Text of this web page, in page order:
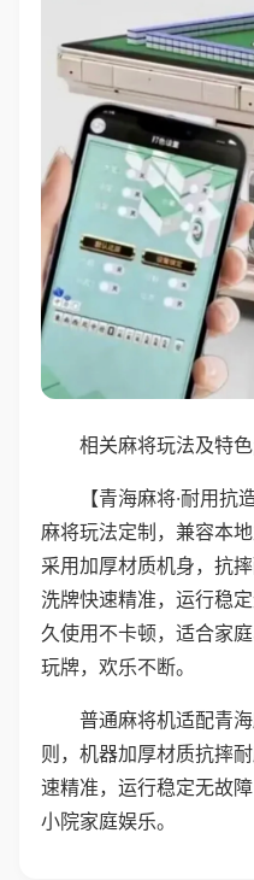
相关麻将玩法及特
【青海麻将·耐用
麻将玩法定制，兼容本
采用加厚材质机身，抗
洗牌快速精准，运行稳
久使用不卡顿，适合家
玩牌，欢乐不断。
普通麻将机适配青
则，机器加厚材质抗摔
速精准，运行稳定无故
小院家庭娱乐。